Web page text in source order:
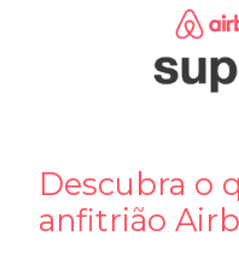
Descubra o
anfitrião